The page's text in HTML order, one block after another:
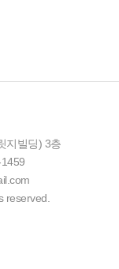
지빌딩) 3층
reserved.